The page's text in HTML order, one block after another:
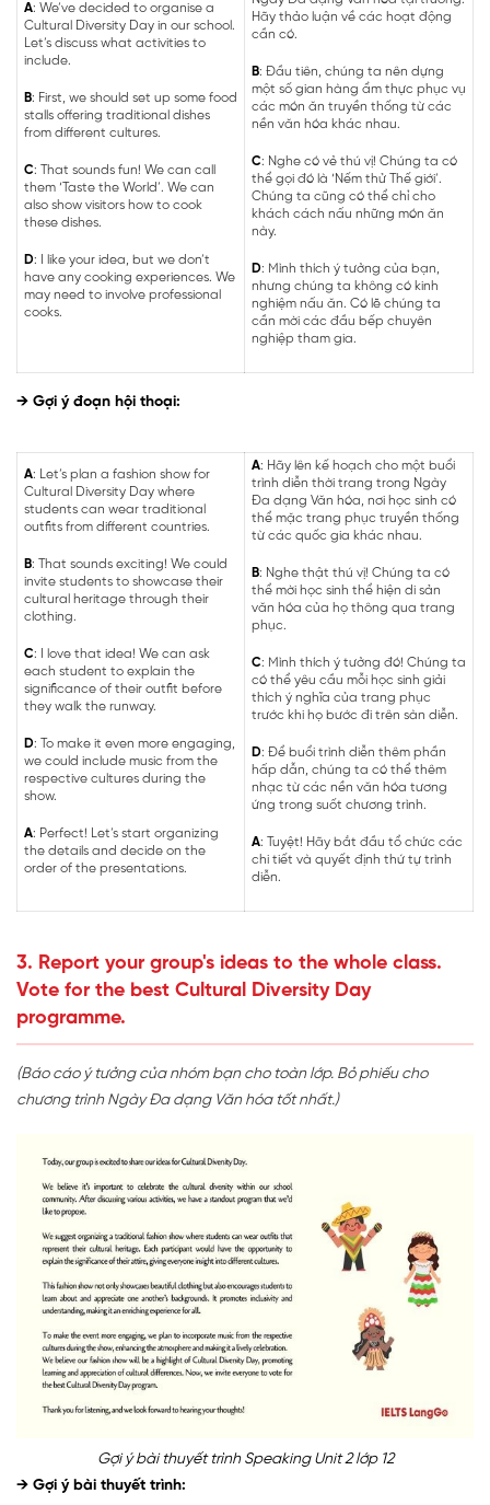
A: We’ve decided to organise a
Cultural Diversity Day in our school.
Let’s discuss what activities to
include.
B: First, we should set up some food
stalls offering traditional dishes
from different cultures.
C: That sounds fun! We can call
them ‘Taste the World’. We can
also show visitors how to cook
these dishes.
D: I like your idea, but we don’t
have any cooking experiences. We
may need to involve professional
cooks.
Hãy thảo luận về các hoạt động
cần có.
B: Đầu tiên, chúng ta nên dựng
một số gian hàng ẩm thực phục vụ
các món ăn truyền thống từ các
nền văn hóa khác nhau.
C: Nghe có vẻ thú vị! Chúng ta có
thể gọi đó là ‘Nếm thử Thế giới’.
Chúng ta cũng có thể chỉ cho
khách cách nấu những món ăn
này.
D: Mình thích ý tưởng của bạn,
nhưng chúng ta không có kinh
nghiệm nấu ăn. Có lẽ chúng ta
cần mời các đầu bếp chuyên
nghiệp tham gia.
→ Gợi ý đoạn hội thoại:
A: Let’s plan a fashion show for
Cultural Diversity Day where
students can wear traditional
outfits from different countries.
B: That sounds exciting! We could
invite students to showcase their
cultural heritage through their
clothing.
C: I love that idea! We can ask
each student to explain the
significance of their outfit before
they walk the runway.
D: To make it even more engaging,
we could include music from the
respective cultures during the
show.
A: Perfect! Let’s start organizing
the details and decide on the
order of the presentations.
A: Hãy lên kế hoạch cho một buổi
trình diễn thời trang trong Ngày
Đa dạng Văn hóa, nơi học sinh có
thể mặc trang phục truyền thống
từ các quốc gia khác nhau.
B: Nghe thật thú vị! Chúng ta có
thể mời học sinh thể hiện di sản
văn hóa của họ thông qua trang
phục.
C: Mình thích ý tưởng đó! Chúng ta
có thể yêu cầu mỗi học sinh giải
thích ý nghĩa của trang phục
trước khi họ bước đi trên sàn diễn.
D: Để buổi trình diễn thêm phần
hấp dẫn, chúng ta có thể thêm
nhạc từ các nền văn hóa tương
ứng trong suốt chương trình.
A: Tuyệt! Hãy bắt đầu tổ chức các
chi tiết và quyết định thứ tự trình
diễn.
3. Report your group's ideas to the whole class.
Vote for the best Cultural Diversity Day
programme.
(Báo cáo ý tưởng của nhóm bạn cho toàn lớp. Bỏ phiếu cho
chương trình Ngày Đa dạng Văn hóa tốt nhất.)
Gợi ý bài thuyết trình Speaking Unit 2 lớp 12
→ Gợi ý bài thuyết trình: